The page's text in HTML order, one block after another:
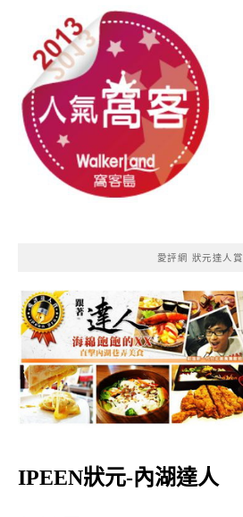
愛評網 狀元達人賞
IPEEN狀元-內湖達人